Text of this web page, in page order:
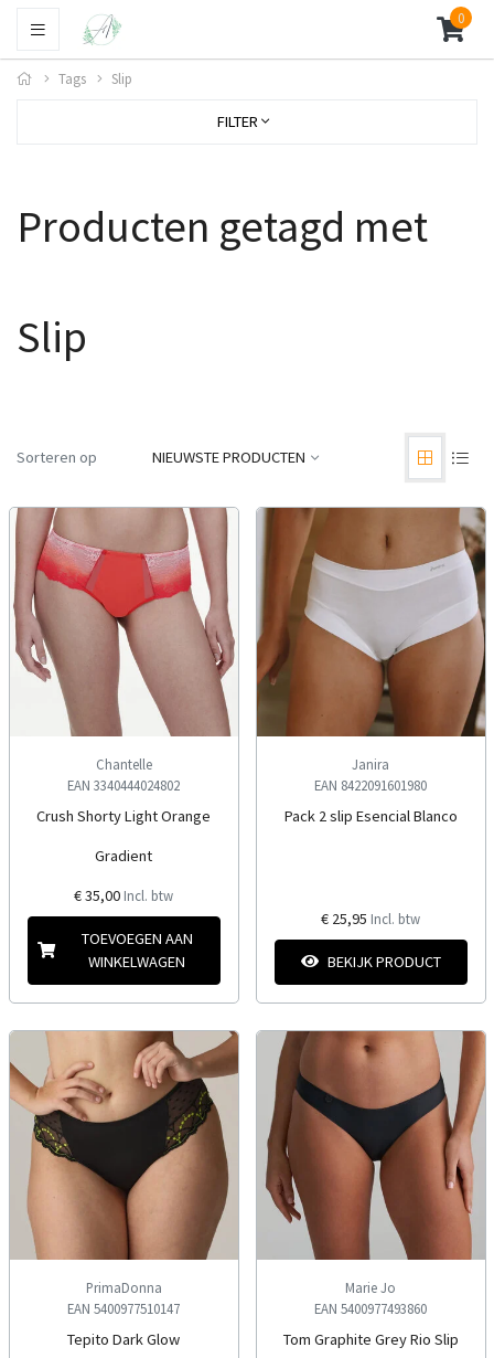
0
Tags Slip
FILTER
Producten getagd met
Slip
Sorteren op NIEUWSTE PRODUCTEN
Chantelle
EAN 3340444024802
Crush Shorty Light Orange
Gradient
€ 35,00 Incl. btw
TOEVOEGEN AAN
WINKELWAGEN
Janira
EAN 8422091601980
Pack 2 slip Esencial Blanco
€ 25,95 Incl. btw
BEKIJK PRODUCT
PrimaDonna
EAN 5400977510147
Tepito Dark Glow
Marie Jo
EAN 5400977493860
Tom Graphite Grey Rio Slip